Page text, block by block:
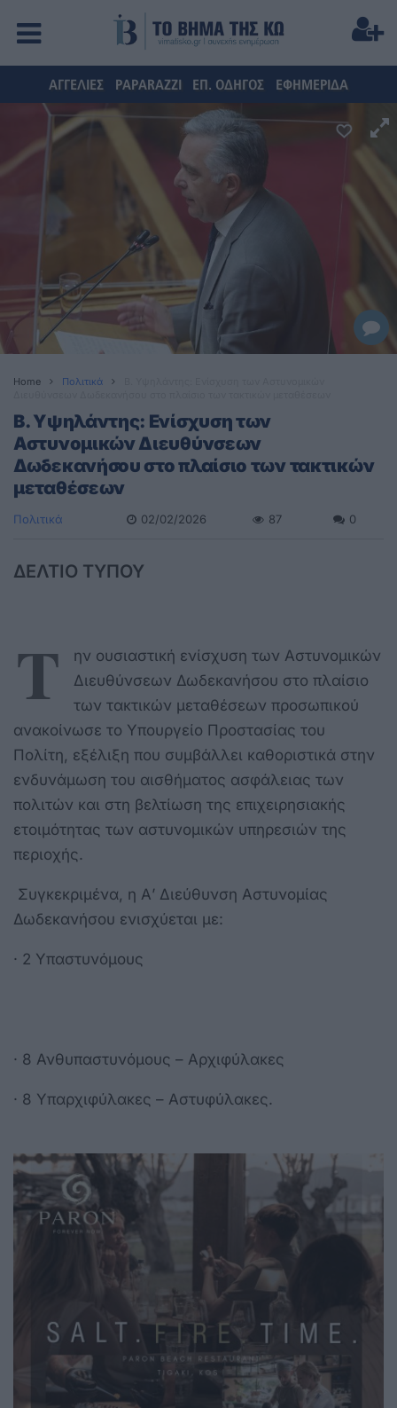
ΑΓΓΕΛΙΕΣ PAPARAZZI ΕΠ. ΟΔΗΓΟΣ ΕΦΗΜΕΡΙΔΑ
Home Πολιτικά
Β. Υψηλάντης: Eνίσχυση των
Αστυνομικών Διευθύνσεων
Δωδεκανήσου στο πλαίσιο των τακτικών
μεταθέσεων
Πολιτικά 02/02/2026 87 0
ΔΕΛΤΙΟ ΤΥΠΟΥ
Τ
ην ουσιαστική ενίσχυση των Αστυνομικών
Διευθύνσεων Δωδεκανήσου στο πλαίσιο
των τακτικών μεταθέσεων προσωπικού
ανακοίνωσε το Υπουργείο Προστασίας του
Πολίτη, εξέλιξη που συμβάλλει καθοριστικά στην
ενδυνάμωση του αισθήματος ασφάλειας των
πολιτών και στη βελτίωση της επιχειρησιακής
ετοιμότητας των αστυνομικών υπηρεσιών της
περιοχής.
Συγκεκριμένα, η Α’ Διεύθυνση Αστυνομίας
Δωδεκανήσου ενισχύεται με:
· 2 Υπαστυνόμους
· 8 Ανθυπαστυνόμους – Αρχιφύλακες
· 8 Υπαρχιφύλακες – Αστυφύλακες.